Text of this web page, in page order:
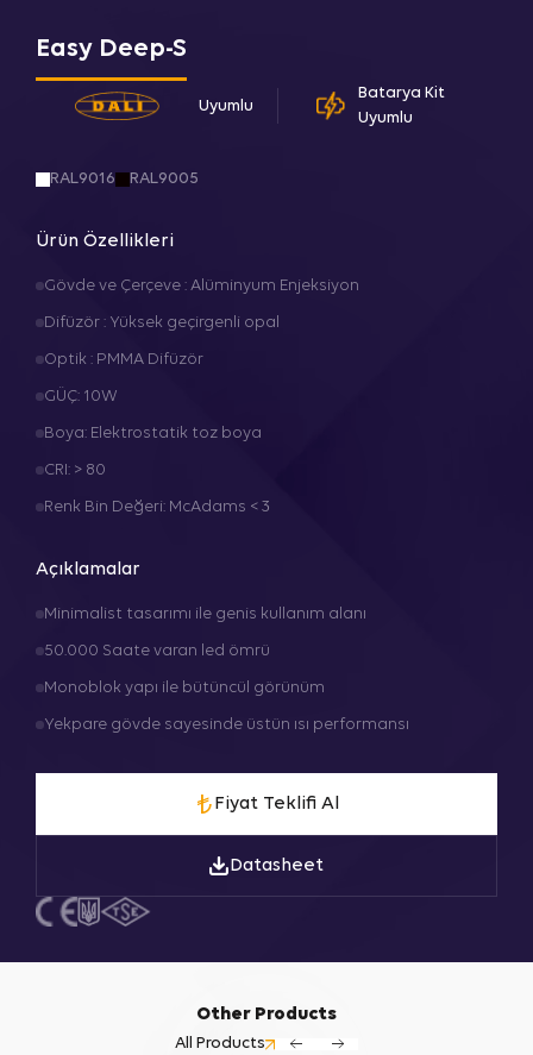
Easy Deep-S
Uyumlu
Batarya Kit
Uyumlu
RAL9016 RAL9005
Ürün Özellikleri
Gövde ve Çerçeve : Alüminyum Enjeksiyon
Difüzör : Yüksek geçirgenli opal
Optik : PMMA Difüzör
GÜÇ: 10W
Boya: Elektrostatik toz boya
CRI: > 80
Renk Bin Değeri: McAdams < 3
Açıklamalar
Minimalist tasarımı ile genis kullanım alanı
50.000 Saate varan led ömrü
Monoblok yapı ile bütüncül görünüm
Yekpare gövde sayesinde üstün ısı performansı
Fiyat Teklifi Al
Datasheet
Other Products
All Products